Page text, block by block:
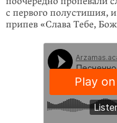
с первого полустишия,
припев «Слава Тебе,